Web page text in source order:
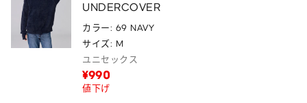
UNDERCOVER
カラー: 69 NAVY
サイズ: M
ユニセックス
¥990
値下げ